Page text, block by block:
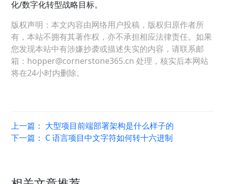
化/数字化转型战略目标。
版权声明：本文内容由网络用户投稿，版权归原作者所
有，本站不拥有其著作权，亦不承担相应法律责任。如果
您发现本站中有涉嫌抄袭或描述失实的内容，请联系邮
箱：hopper@cornerstone365.cn 处理，核实后本网站
将在24小时内删除。
上一篇： 大型项目前端部署架构是什么样子的
下一篇： C 语言项目中文字符如何转十六进制